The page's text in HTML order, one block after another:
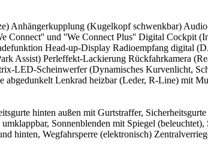
Anhängerkupplung (Kugelkopf schwenkbar)
Connect'' und ''We Connect Plus'' Digital Cockpit
Head-up-Display Radioempfang digital
Assist) Perleffekt-Lackierung Rückfahrkamera
LED-Scheinwerfer (Dynamisches Kurvenlicht,
abgedunkelt Lenkrad heizbar (Leder, R-Line) mit
hinten außen mit Gurtstraffer,
Sonnenblenden mit Spiegel
hinten, Wegfahrsperre (elektronisch)